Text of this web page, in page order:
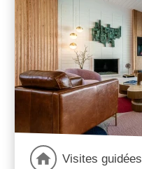
Visites guidées